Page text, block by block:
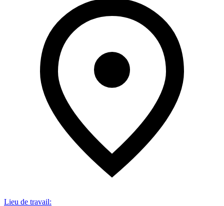
Lieu de travail: